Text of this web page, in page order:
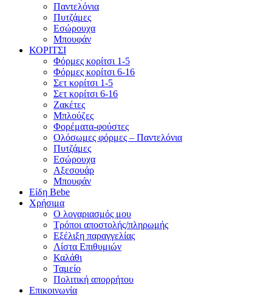
Παντελόνια
Πυτζάμες
Εσώρουχα
Μπουφάν
ΚΟΡΙΤΣΙ
Φόρμες κορίτσι 1-5
Φόρμες κορίτσι 6-16
Σετ κορίτσι 1-5
Σετ κορίτσι 6-16
Ζακέτες
Μπλούζες
Φορέματα-φούστες
Ολόσωμες φόρμες – Παντελόνια
Πυτζάμες
Εσώρουχα
Αξεσουάρ
Μπουφάν
Είδη Bebe
Χρήσιμα
Ο λογαριασμός μου
Τρόποι αποστολής/πληρωμής
Εξέλιξη παραγγελίας
Λίστα Επιθυμιών
Καλάθι
Ταμείο
Πολιτική απορρήτου
Επικοινωνία